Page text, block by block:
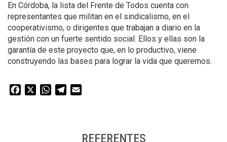
En Córdoba, la lista del Frente de Todos cuenta con
representantes que militan en el sindicalismo, en el
cooperativismo, o dirigentes que trabajan a diario en la
gestión con un fuerte sentido social. Ellos y ellas son la
garantía de este proyecto que, en lo productivo, viene
construyendo las bases para lograr la vida que queremos.
Facebook WhatsAppTelegram
REFERENTES